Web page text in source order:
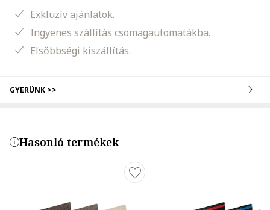
Exkluzív ajánlatok.
Ingyenes szállítás csomagautomatákba.
Elsőbbségi kiszállítás.
GYERÜNK >>
Hasonló termékek